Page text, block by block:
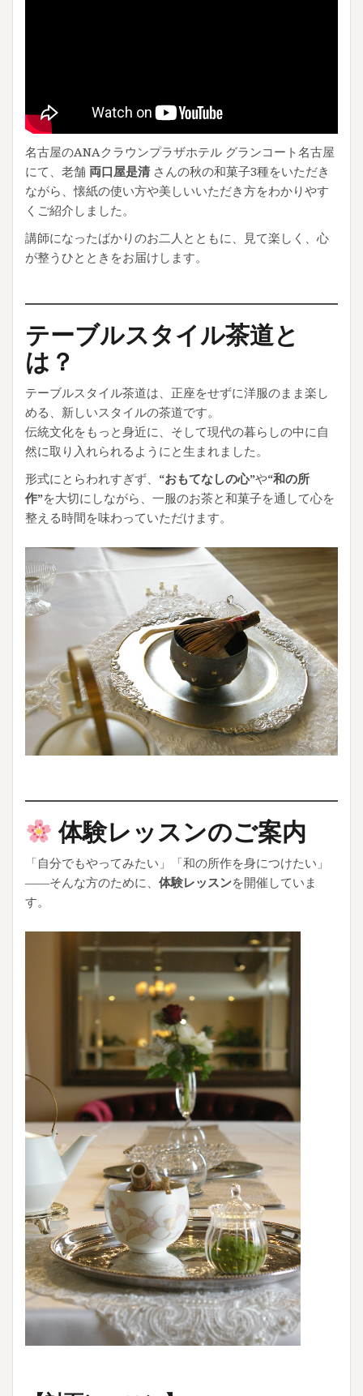
名古屋のANAクラウンプラザホテル グランコート名古屋
にて、老舗 両口屋是清 さんの秋の和菓子3種をいただき
ながら、懐紙の使い方や美しいいただき方をわかりやす
くご紹介しました。
講師になったばかりのお二人とともに、見て楽しく、心
が整うひとときをお届けします。
テーブルスタイル茶道と
は？
テーブルスタイル茶道は、正座をせずに洋服のまま楽し
める、新しいスタイルの茶道です。
伝統文化をもっと身近に、そして現代の暮らしの中に自
然に取り入れられるようにと生まれました。
形式にとらわれすぎず、 “おもてなしの心”や“和の所
作”を大切にしながら、一服のお茶と和菓子を通して心を
整える時間を味わっていただけます。
体験レッスンのご案内
「自分でもやってみたい」「和の所作を身につけたい」
——そんな方のために、 体験レッスンを開催していま
す。